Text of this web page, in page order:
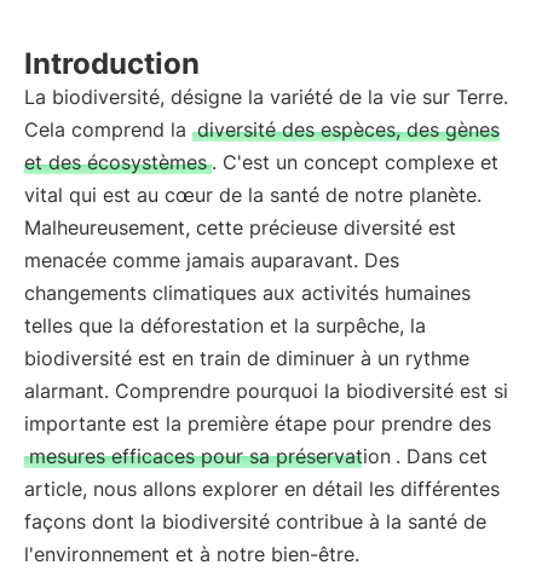
Introduction
La biodiversité, désigne la variété de la vie sur Terre.
Cela comprend la diversité des espèces, des gènes
et des écosystèmes . C'est un concept complexe et
vital qui est au cœur de la santé de notre planète.
Malheureusement, cette précieuse diversité est
menacée comme jamais auparavant. Des
changements climatiques aux activités humaines
telles que la déforestation et la surpêche, la
biodiversité est en train de diminuer à un rythme
alarmant. Comprendre pourquoi la biodiversité est si
importante est la première étape pour prendre des
mesures efficaces pour sa préservation . Dans cet
article, nous allons explorer en détail les différentes
façons dont la biodiversité contribue à la santé de
l'environnement et à notre bien-être.